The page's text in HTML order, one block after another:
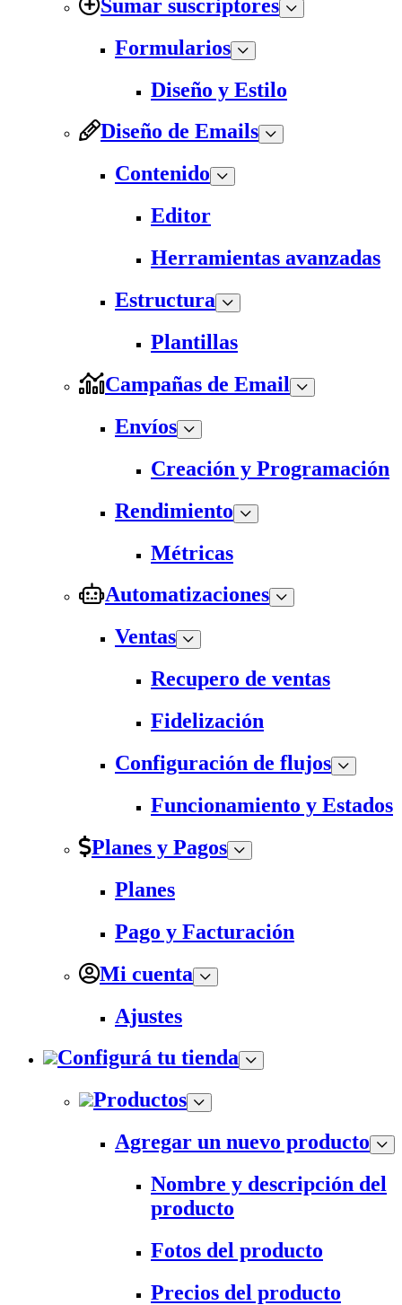
Sumar suscriptores
Formularios
Diseño y Estilo
Diseño de Emails
Contenido
Editor
Herramientas avanzadas
Estructura
Plantillas
Campañas de Email
Envíos
Creación y Programación
Rendimiento
Métricas
Automatizaciones
Ventas
Recupero de ventas
Fidelización
Configuración de flujos
Funcionamiento y Estados
Planes y Pagos
Planes
Pago y Facturación
Mi cuenta
Ajustes
Configurá tu tienda
Productos
Agregar un nuevo producto
Nombre y descripción del
producto
Fotos del producto
Precios del producto